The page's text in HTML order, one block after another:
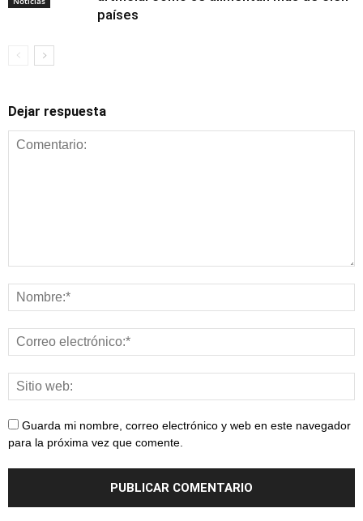
Alimentación y
nutrición
países
Dejar respuesta
Guarda mi nombre, correo electrónico y web en este navegador
para la próxima vez que comente.